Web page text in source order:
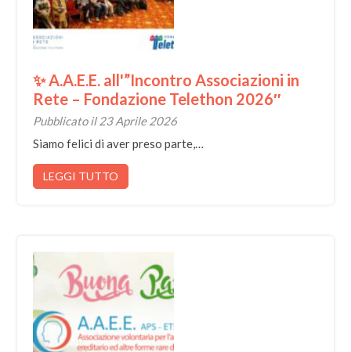
✨ A.A.E.E. all'”Incontro Associazioni in
Rete – Fondazione Telethon 2026″
Pubblicato il 23 Aprile 2026
Siamo felici di aver preso parte,…
LEGGI TUTTO